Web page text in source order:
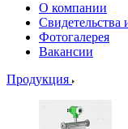
О компании
Свидетельства
Фотогалерея
Вакансии
Продукция